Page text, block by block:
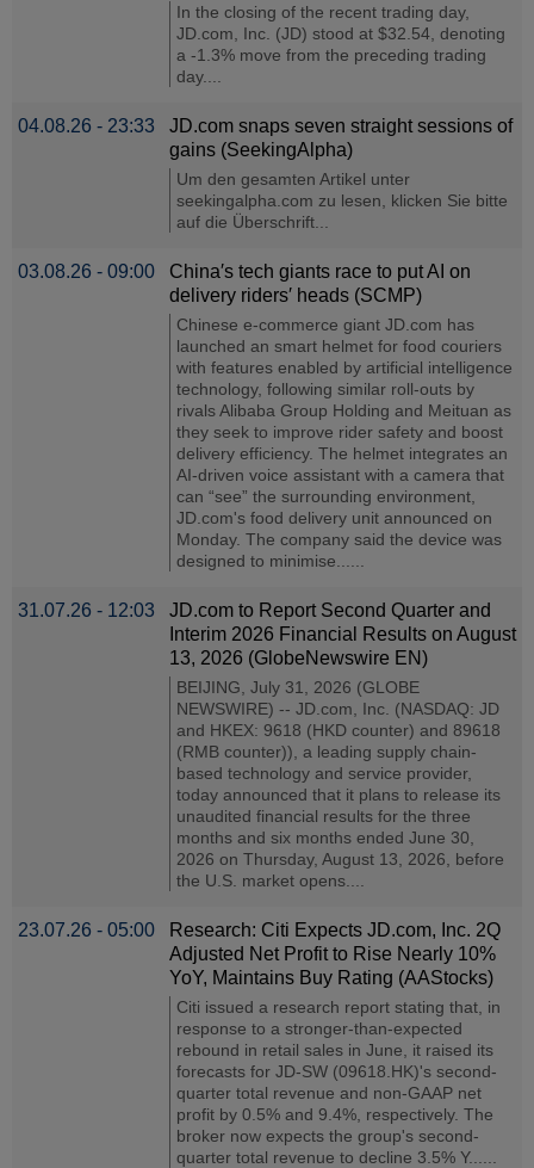
In the closing of the recent trading day,
JD.com, Inc. (JD) stood at $32.54, denoting
a -1.3% move from the preceding trading
day....
04.08.26 - 23:33
JD.com snaps seven straight sessions of
gains (SeekingAlpha)
Um den gesamten Artikel unter
seekingalpha.com zu lesen, klicken Sie bitte
auf die Überschrift...
03.08.26 - 09:00
China′s tech giants race to put AI on
delivery riders′ heads (SCMP)
Chinese e-commerce giant JD.com has
launched an smart helmet for food couriers
with features enabled by artificial intelligence
technology, following similar roll-outs by
rivals Alibaba Group Holding and Meituan as
they seek to improve rider safety and boost
delivery efficiency. The helmet integrates an
AI-driven voice assistant with a camera that
can “see” the surrounding environment,
JD.com's food delivery unit announced on
Monday. The company said the device was
designed to minimise......
31.07.26 - 12:03
JD.com to Report Second Quarter and
Interim 2026 Financial Results on August
13, 2026 (GlobeNewswire EN)
BEIJING, July 31, 2026 (GLOBE
NEWSWIRE) -- JD.com, Inc. (NASDAQ: JD
and HKEX: 9618 (HKD counter) and 89618
(RMB counter)), a leading supply chain-
based technology and service provider,
today announced that it plans to release its
unaudited financial results for the three
months and six months ended June 30,
2026 on Thursday, August 13, 2026, before
the U.S. market opens....
23.07.26 - 05:00
Research: Citi Expects JD.com, Inc. 2Q
Adjusted Net Profit to Rise Nearly 10%
YoY, Maintains Buy Rating (AAStocks)
Citi issued a research report stating that, in
response to a stronger-than-expected
rebound in retail sales in June, it raised its
forecasts for JD-SW (09618.HK)'s second-
quarter total revenue and non-GAAP net
profit by 0.5% and 9.4%, respectively. The
broker now expects the group's second-
quarter total revenue to decline 3.5% Y......